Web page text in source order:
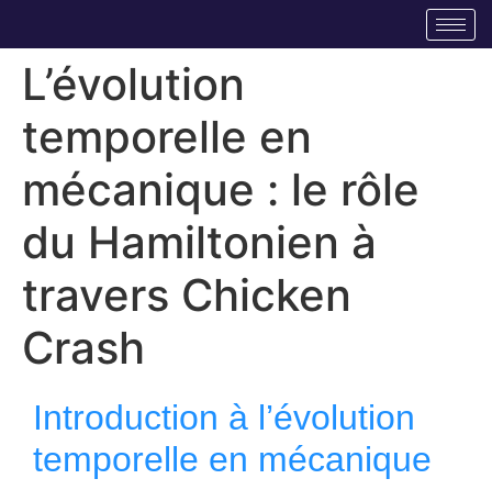
L’évolution
temporelle en
mécanique : le rôle
du Hamiltonien à
travers Chicken
Crash
Introduction à l’évolution
temporelle en mécanique